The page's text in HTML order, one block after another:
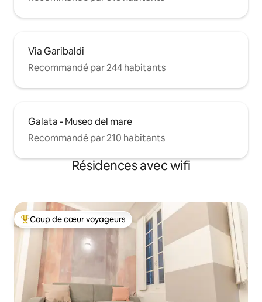
Via Garibaldi
Recommandé par 244 habitants
Galata - Museo del mare
Recommandé par 210 habitants
Résidences avec wifi
Coups de cœur voyageurs les plus appréciés
Coup de cœur voyageurs